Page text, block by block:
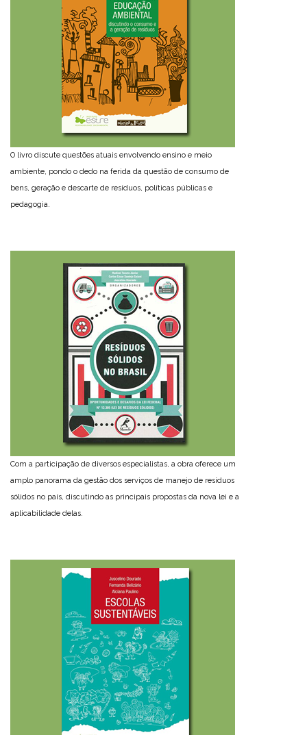
O livro discute questões atuais envolvendo ensino e meio
ambiente, pondo o dedo na ferida da questão de consumo de
bens, geração e descarte de resíduos, políticas públicas e
pedagogia.
Com a participação de diversos especialistas, a obra oferece um
amplo panorama da gestão dos serviços de manejo de resíduos
sólidos no país, discutindo as principais propostas da nova lei e a
aplicabilidade delas.